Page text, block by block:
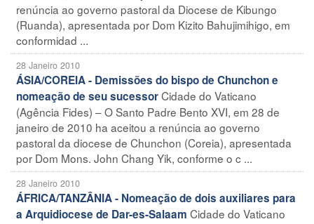
renúncia ao governo pastoral da Diocese de Kibungo
(Ruanda), apresentada por Dom Kizito Bahujimihigo, em
conformidad ...
28 Janeiro 2010
ÁSIA/COREIA - Demissões do bispo de Chunchon e
nomeação de seu sucessorCidade do Vaticano
(Agência Fides) – O Santo Padre Bento XVI, em 28 de
janeiro de 2010 ha aceitou a renúncia ao governo
pastoral da diocese de Chunchon (Coreia), apresentada
por Dom Mons. John Chang Yik, conforme o c ...
28 Janeiro 2010
ÁFRICA/TANZÂNIA - Nomeação de dois auxiliares para
a Arquidiocese de Dar-es-Salaam Cidade do Vaticano